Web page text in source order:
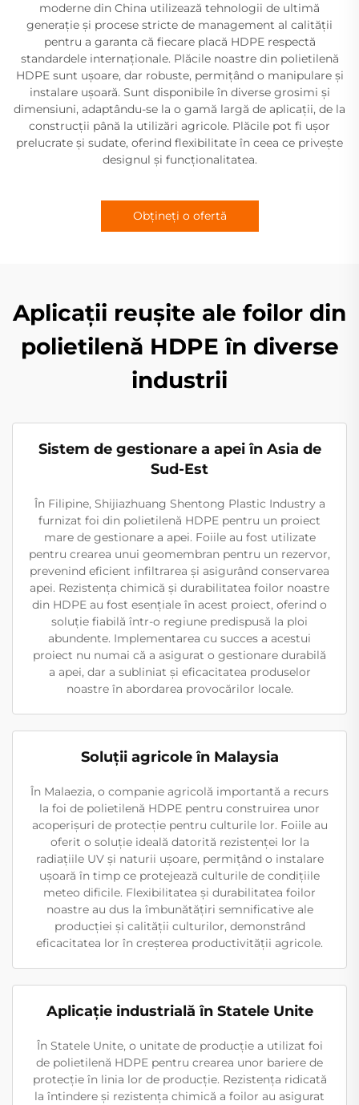
moderne din China utilizează tehnologii de ultimă
generație și procese stricte de management al calității
pentru a garanta că fiecare placă HDPE respectă
standardele internaționale. Plăcile noastre din polietilenă
HDPE sunt ușoare, dar robuste, permițând o manipulare și
instalare ușoară. Sunt disponibile în diverse grosimi și
dimensiuni, adaptându-se la o gamă largă de aplicații, de la
construcții până la utilizări agricole. Plăcile pot fi ușor
prelucrate și sudate, oferind flexibilitate în ceea ce privește
designul și funcționalitatea.
Obțineți o ofertă
Aplicații reușite ale foilor din
polietilenă HDPE în diverse
industrii
Sistem de gestionare a apei în Asia de
Sud-Est
În Filipine, Shijiazhuang Shentong Plastic Industry a
furnizat foi din polietilenă HDPE pentru un proiect
mare de gestionare a apei. Foiile au fost utilizate
pentru crearea unui geomembran pentru un rezervor,
prevenind eficient infiltrarea și asigurând conservarea
apei. Rezistența chimică și durabilitatea foilor noastre
din HDPE au fost esențiale în acest proiect, oferind o
soluție fiabilă într-o regiune predispusă la ploi
abundente. Implementarea cu succes a acestui
proiect nu numai că a asigurat o gestionare durabilă
a apei, dar a subliniat și eficacitatea produselor
noastre în abordarea provocărilor locale.
Soluții agricole în Malaysia
În Malaezia, o companie agricolă importantă a recurs
la foi de polietilenă HDPE pentru construirea unor
acoperișuri de protecție pentru culturile lor. Foiile au
oferit o soluție ideală datorită rezistenței lor la
radiațiile UV și naturii ușoare, permițând o instalare
ușoară în timp ce protejează culturile de condițiile
meteo dificile. Flexibilitatea și durabilitatea foilor
noastre au dus la îmbunătățiri semnificative ale
producției și calității culturilor, demonstrând
eficacitatea lor în creșterea productivității agricole.
Aplicație industrială în Statele Unite
În Statele Unite, o unitate de producție a utilizat foi
de polietilenă HDPE pentru crearea unor bariere de
protecție în linia lor de producție. Rezistența ridicată
la întindere și rezistența chimică a foilor au asigurat